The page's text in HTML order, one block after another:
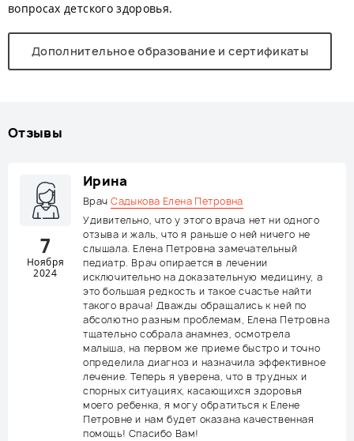
вопросах детского здоровья.
Дополнительное образование и сертификаты
Отзывы
7
Ноября
2024
Ирина
ВрачСадыкова Елена Петровна
Удивительно, что у этого врача нет ни одного
отзыва и жаль, что я раньше о ней ничего не
слышала. Елена Петровна замечательный
педиатр. Врач опирается в лечении
исключительно на доказательную медицину, а
это большая редкость и такое счастье найти
такого врача! Дважды обращались к ней по
абсолютно разным проблемам, Елена Петровна
тщательно собрала анамнез, осмотрела
малыша, на первом же приеме быстро и точно
определила диагноз и назначила эффективное
лечение. Теперь я уверена, что в трудных и
спорных ситуациях, касающихся здоровья
моего ребенка, я могу обратиться к Елене
Петровне и нам будет оказана качественная
помощь! Спасибо Вам!